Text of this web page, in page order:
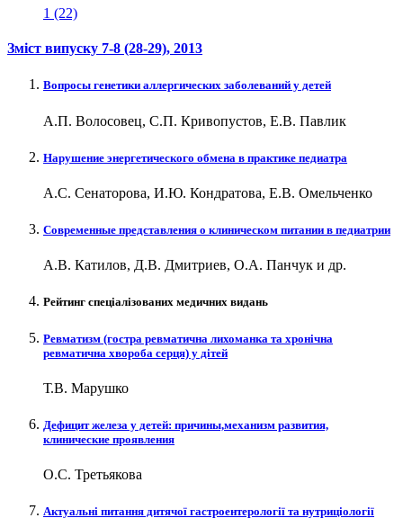
1 (22)
Зміст випуску 7-8 (28-29), 2013
Вопросы генетики аллергических заболеваний у детей
А.П. Волосовец, С.П. Кривопустов, Е.В. Павлик
Нарушение энергетического обмена в практике педиатра
А.С. Сенаторова, И.Ю. Кондратова, Е.В. Омельченко
Современные представления о клиническом питании в педиатрии
А.В. Катилов, Д.В. Дмитриев, О.А. Панчук и др.
Рейтинг спеціалізованих медичних видань
Ревматизм (гостра ревматична лихоманка та хронічна
ревматична хвороба серця) у дітей
Т.В. Марушко
Дефицит железа у детей: причины,механизм развития,
клинические проявления
О.С. Третьякова
Актуальні питання дитячої гастроентерології та нутриціології